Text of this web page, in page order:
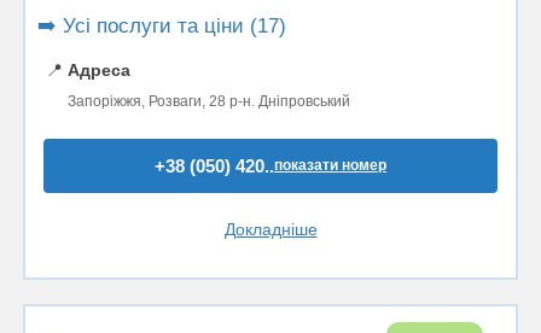
➡️ Усі послуги та ціни (17)
📍 Адреса
Запоріжжя, Розваги, 28 р-н. Дніпровський
+38 (050) 420..показати номер
Докладніше